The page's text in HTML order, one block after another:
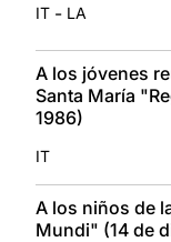
IT - LA
A los jóvenes
Santa María
1986)
IT
A los niños de
Mundi" (14 de